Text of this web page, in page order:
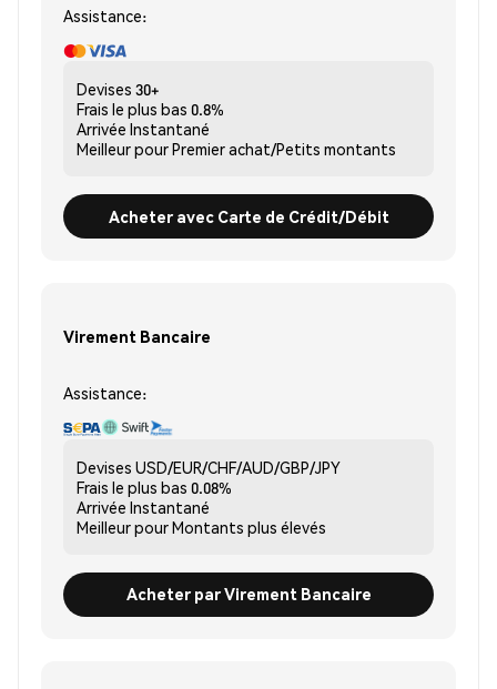
Assistance:
Devises 30+
Frais le plus bas 0.8%
Arrivée Instantané
Meilleur pourPremier achat/Petits montants
Acheter avec Carte de Crédit/Débit
Virement Bancaire
Assistance:
Devises USD/EUR/CHF/AUD/GBP/JPY
Frais le plus bas 0.08%
Arrivée Instantané
Meilleur pourMontants plus élevés
Acheter par Virement Bancaire